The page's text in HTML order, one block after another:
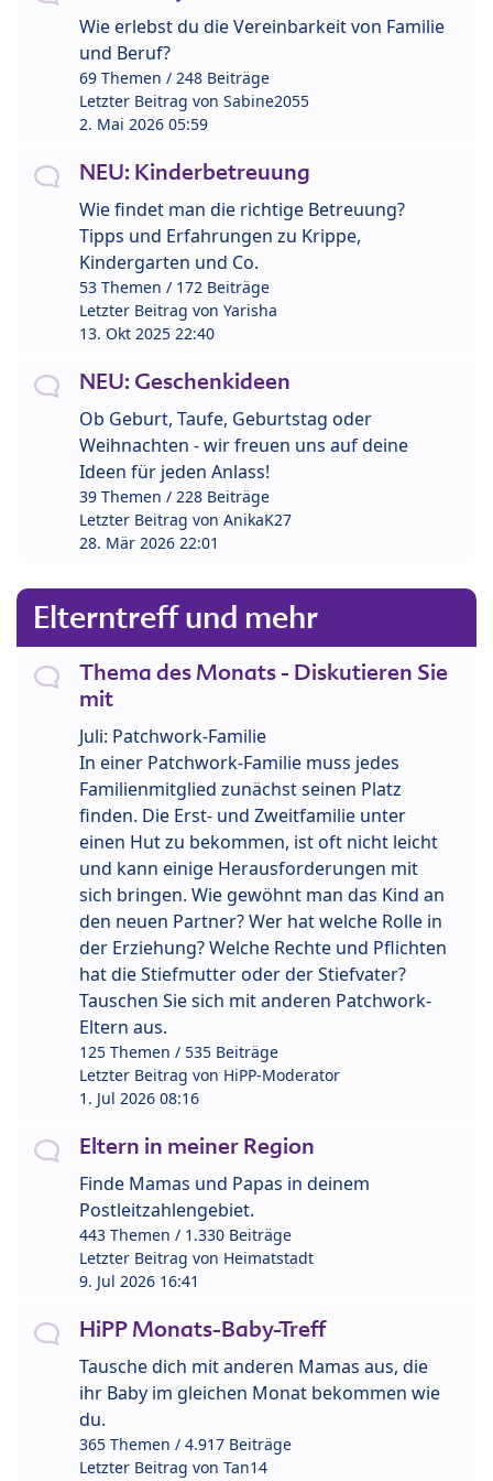
Wie erlebst du die Vereinbarkeit von Familie
und Beruf?
69 Themen / 248 Beiträge
Letzter Beitrag von Sabine2055
2. Mai 2026 05:59
NEU: Kinderbetreuung
Wie findet man die richtige Betreuung?
Tipps und Erfahrungen zu Krippe,
Kindergarten und Co.
53 Themen / 172 Beiträge
Letzter Beitrag von Yarisha
13. Okt 2025 22:40
NEU: Geschenkideen
Ob Geburt, Taufe, Geburtstag oder
Weihnachten - wir freuen uns auf deine
Ideen für jeden Anlass!
39 Themen / 228 Beiträge
Letzter Beitrag von AnikaK27
28. Mär 2026 22:01
Elterntreff und mehr
Thema des Monats - Diskutieren Sie
mit
Juli: Patchwork-Familie
In einer Patchwork-Familie muss jedes
Familienmitglied zunächst seinen Platz
finden. Die Erst- und Zweitfamilie unter
einen Hut zu bekommen, ist oft nicht leicht
und kann einige Herausforderungen mit
sich bringen. Wie gewöhnt man das Kind an
den neuen Partner? Wer hat welche Rolle in
der Erziehung? Welche Rechte und Pflichten
hat die Stiefmutter oder der Stiefvater?
Tauschen Sie sich mit anderen Patchwork-
Eltern aus.
125 Themen / 535 Beiträge
Letzter Beitrag von HiPP-Moderator
1. Jul 2026 08:16
Eltern in meiner Region
Finde Mamas und Papas in deinem
Postleitzahlengebiet.
443 Themen / 1.330 Beiträge
Letzter Beitrag von Heimatstadt
9. Jul 2026 16:41
HiPP Monats-Baby-Treff
Tausche dich mit anderen Mamas aus, die
ihr Baby im gleichen Monat bekommen wie
du.
365 Themen / 4.917 Beiträge
Letzter Beitrag von Tan14